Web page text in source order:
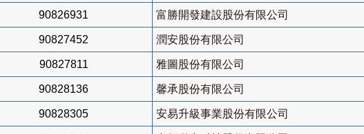
90826931 富勝開發建設股份有限公司
90827452 潤安股份有限公司
90827811 雅圖股份有限公司
90828136 馨承股份有限公司
90828305 安易升級事業股份有限公司